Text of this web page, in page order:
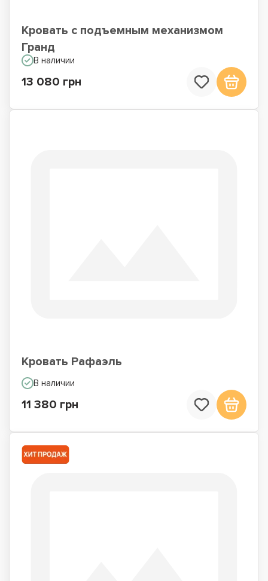
Кровать с подъемным механизмом
Гранд
В наличии
13 080 грн
Кровать Рафаэль
В наличии
11 380 грн